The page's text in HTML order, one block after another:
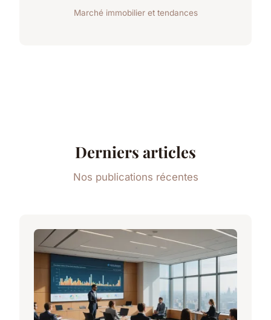
Marché immobilier et tendances
Derniers articles
Nos publications récentes